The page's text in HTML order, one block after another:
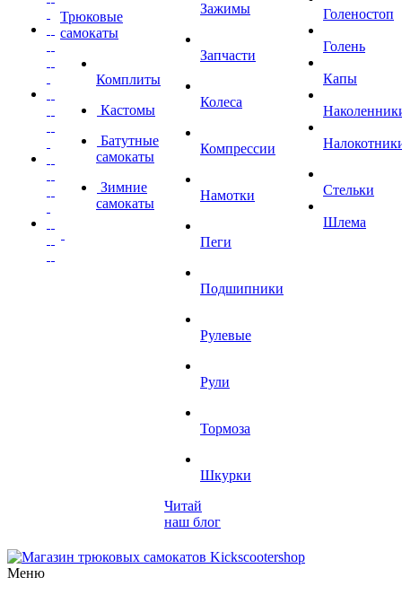
Трюковые
самокаты
Комплиты
Кастомы
Батутные
самокаты
Зимние
самокаты
Зажимы
Запчасти
Колеса
Компрессии
Намотки
Пеги
Подшипники
Рулевые
Рули
Тормоза
Шкурки
Читай
наш блог
Голеностоп
Голень
Капы
Стельки
Шлема
Меню